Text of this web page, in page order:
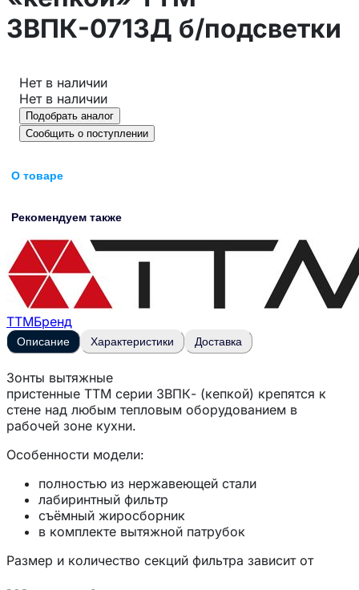
ЗВПК-0713Д б/подсветки
Нет в наличии
Нет в наличии
Подобрать аналог
Сообщить о поступлении
О товаре
Рекомендуем также
ТТМБренд
Описание Характеристики Доставка
Зонты вытяжные
пристенные ТТМ серии ЗВПК- (кепкой) крепятся к
стене над любым тепловым оборудованием в
рабочей зоне кухни.
Особенности модели:
полностью из нержавеющей стали
лабиринтный фильтр
съёмный жиросборник
в комплекте вытяжной патрубок
Размер и количество секций фильтра зависит от